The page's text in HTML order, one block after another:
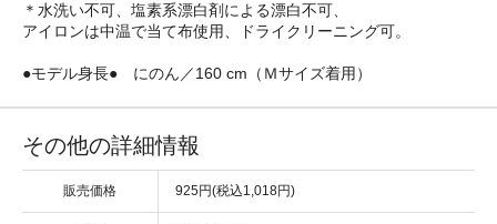
＊水洗い不可、塩素系漂白剤による漂白不可、
アイロンは中温で当て布使用、ドライクリーニング可。
●モデル身長● にのん／160 cm（Ｍサイズ着用）
その他の詳細情報
販売価格 925円(税込1,018円)